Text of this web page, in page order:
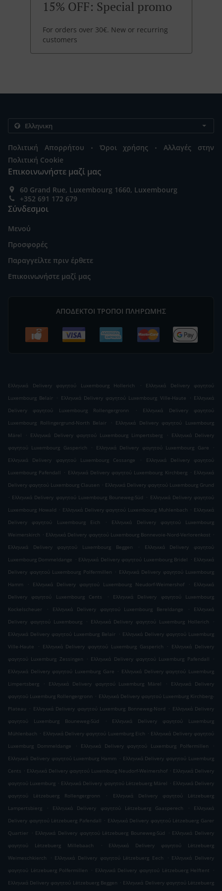
15% OFF: Special promo
For orders over 30€. New or recurring
customers
Πολιτική Απορρήτου . Όροι χρήσης .
Αλλαγές στην
Πολιτική Cookie
Επικοινωνήστε μαζί μας
60 Grand Rue, Luxembourg 1660, Luxembourg
+352 691 172 679
Σύνδεσμοι
Μενού
Προσφορές
Παραγγείλτε πριν έρθετε
Επικοινωνήστε μαζί μας
ΑΠΟΔΕΚΤΟΊ ΤΡΌΠΟΙ ΠΛΗΡΩΜΉΣ
Ελληνικά Delivery φαγητού Luxembourg Hollerich .
Ελληνικά Delivery φαγητού
Luxembourg Belair . Ελληνικά Delivery φαγητού Luxembourg Ville-Haute . Ελληνικά
Delivery φαγητού Luxembourg Rollengergronn
.
Ελληνικά Delivery φαγητού
Luxembourg Rollingergrund-North Belair
. Ελληνικά Delivery φαγητού Luxembourg
Märel
. Ελληνικά Delivery φαγητού Luxembourg Limpertsberg . Ελληνικά Delivery
φαγητού Luxembourg Gasperich
. Ελληνικά Delivery φαγητού Luxembourg Gare
.
Ελληνικά Delivery φαγητού Luxembourg Cessange
.
Ελληνικά Delivery φαγητού
Luxembourg Pafendall . Ελληνικά Delivery φαγητού Luxembourg Kirchberg . Ελληνικά
Delivery φαγητού Luxembourg Clausen . Ελληνικά Delivery φαγητού Luxembourg Grund
. Ελληνικά Delivery φαγητού Luxembourg Bouneweg-Süd . Ελληνικά Delivery φαγητού
Luxembourg Howald . Ελληνικά Delivery φαγητού Luxembourg Muhlenbach . Ελληνικά
Delivery φαγητού Luxembourg Eich
.
Ελληνικά Delivery φαγητού Luxembourg
Weimerskirch . Ελληνικά Delivery φαγητού Luxembourg Bonnevoie-Nord-Verlorenkost .
Ελληνικά Delivery φαγητού Luxembourg Beggen
.
Ελληνικά Delivery φαγητού
Luxembourg Dommeldange . Ελληνικά Delivery φαγητού Luxembourg Bridel . Ελληνικά
Delivery φαγητού Luxembourg Polfermillen . Ελληνικά Delivery φαγητού Luxembourg
Hamm
. Ελληνικά Delivery φαγητού Luxembourg Neudorf-Weimershof .
Ελληνικά
Delivery φαγητού Luxembourg Cents
.
Ελληνικά Delivery φαγητού Luxembourg
Kockelscheuer
. Ελληνικά Delivery φαγητού Luxembourg Bereldange .
Ελληνικά
Delivery φαγητού Luxembourg
. Ελληνικά Delivery φαγητού Luxemburg Hollerich
.
Ελληνικά Delivery φαγητού Luxemburg Belair . Ελληνικά Delivery φαγητού Luxemburg
Ville-Haute
. Ελληνικά Delivery φαγητού Luxemburg Gasperich . Ελληνικά Delivery
φαγητού Luxemburg Zessingen
. Ελληνικά Delivery φαγητού Luxemburg Pafendall
.
Ελληνικά Delivery φαγητού Luxemburg Gare . Ελληνικά Delivery φαγητού Luxemburg
Limpertsberg
. Ελληνικά Delivery φαγητού Luxemburg Märel .
Ελληνικά Delivery
φαγητού Luxemburg Rollengergronn . Ελληνικά Delivery φαγητού Luxemburg Kirchberg-
Plateau . Ελληνικά Delivery φαγητού Luxemburg Bonneweg-Nord . Ελληνικά Delivery
φαγητού Luxemburg Bouneweg-Süd
.
Ελληνικά Delivery φαγητού Luxemburg
Mühlenbach . Ελληνικά Delivery φαγητού Luxemburg Eich . Ελληνικά Delivery φαγητού
Luxemburg Dommeldange
. Ελληνικά Delivery φαγητού Luxemburg Polfermillen
.
Ελληνικά Delivery φαγητού Luxemburg Hamm . Ελληνικά Delivery φαγητού Luxemburg
Cents . Ελληνικά Delivery φαγητού Luxemburg Neudorf-Weimershof . Ελληνικά Delivery
φαγητού Luxemburg . Ελληνικά Delivery φαγητού Lëtzebuerg Märel . Ελληνικά Delivery
φαγητού Lëtzebuerg Rollengergronn
.
Ελληνικά Delivery φαγητού Lëtzebuerg
Lampertsbierg
. Ελληνικά Delivery φαγητού Lëtzebuerg Gaasperech .
Ελληνικά
Delivery φαγητού Lëtzebuerg Pafendall . Ελληνικά Delivery φαγητού Lëtzebuerg Garer
Quartier . Ελληνικά Delivery φαγητού Lëtzebuerg Bouneweg-Süd . Ελληνικά Delivery
φαγητού Lëtzebuerg Millebaach
.
Ελληνικά Delivery φαγητού Lëtzebuerg
Weimeschkierch
. Ελληνικά Delivery φαγητού Lëtzebuerg Eech . Ελληνικά Delivery
φαγητού Lëtzebuerg Polfermillen
. Ελληνικά Delivery φαγητού Lëtzebuerg Helftent
.
Ελληνικά Delivery φαγητού Lëtzebuerg Beggen . Ελληνικά Delivery φαγητού Lëtzebuerg